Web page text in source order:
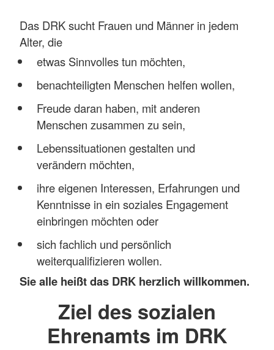
Das DRK sucht Frauen und Männer in jedem
Alter, die
etwas Sinnvolles tun möchten,
benachteiligten Menschen helfen wollen,
Freude daran haben, mit anderen
Menschen zusammen zu sein,
Lebenssituationen gestalten und
verändern möchten,
ihre eigenen Interessen, Erfahrungen und
Kenntnisse in ein soziales Engagement
einbringen möchten oder
sich fachlich und persönlich
weiterqualifizieren wollen.
Sie alle heißt das DRK herzlich willkommen.
Ziel des sozialen
Ehrenamts im DRK